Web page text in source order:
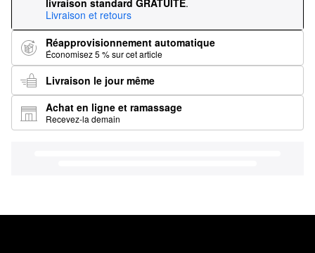
livraison standard GRATUITE.
Livraison et retours
Réapprovisionnement automatique
Économisez 5 % sur cet article
Livraison le jour même
Achat en ligne et ramassage
Recevez-la demain